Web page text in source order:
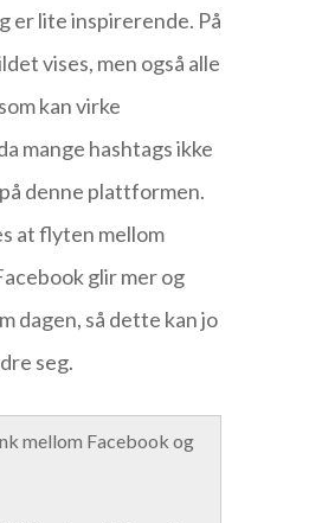
er lite inspirerende. På
vises, men også alle
kan virke
mange hashtags ikke
denne plattformen.
at flyten mellom
glir mer og
dagen, så dette kan jo
seg.